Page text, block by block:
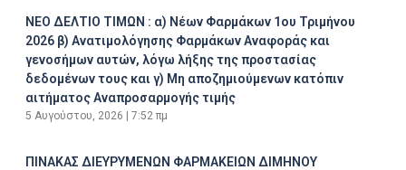
ΝΕΟ ΔΕΛΤΙΟ ΤΙΜΩΝ : α) Νέων Φαρμάκων 1ου Τριμήνου
2026 β) Ανατιμολόγησης Φαρμάκων Αναφοράς και
γενοσήμων αυτών, λόγω λήξης της προστασίας
δεδομένων τους και γ) Μη αποζημιούμενων κατόπιν
αιτήματος Αναπροσαρμογής τιμής
5 Αυγούστου, 2026 7:52 πμ
ΠΙΝΑΚΑΣ ΔΙΕΥΡΥΜΕΝΩΝ ΦΑΡΜΑΚΕΙΩΝ ΔΙΜΗΝΟΥ